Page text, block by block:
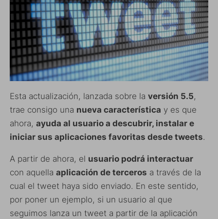
Esta actualización, lanzada sobre la versión 5.5,
trae consigo una nueva característica y es que
ahora, ayuda al usuario a descubrir, instalar e
iniciar sus aplicaciones favoritas desde tweets.
A partir de ahora, el usuario podrá interactuar
con aquella aplicación de terceros a través de la
cual el tweet haya sido enviado. En este sentido,
por poner un ejemplo, si un usuario al que
seguimos lanza un tweet a partir de la aplicación